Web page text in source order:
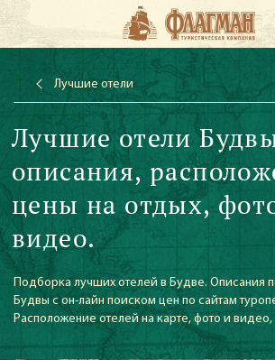
Лучшие отели
Лучшие отели
описания,
цены на отдых,
видео.
Подборка лучших отелей в Будве. Описания
Будвы с он-лайн поиском цен по сайтам
Расположение отелей на карте, фото и